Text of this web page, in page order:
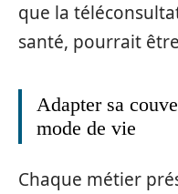
que la
santé, pourrait
Adapter sa
mode de vie
Chaque métier